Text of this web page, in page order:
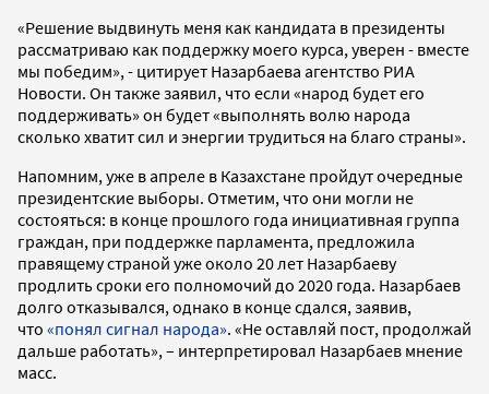
«Решение выдвинуть меня как кандидата в президенты
рассматриваю как поддержку моего курса, уверен - вместе
мы победим», - цитирует Назарбаева агентство РИА
Новости. Он также заявил, что если «народ будет его
поддерживать» он будет «выполнять волю народа
сколько хватит сил и энергии трудиться на благо страны».
Напомним, уже в апреле в Казахстане пройдут очередные
президентские выборы. Отметим, что они могли не
состояться: в конце прошлого года инициативная группа
граждан, при поддержке парламента, предложила
правящему страной уже около 20 лет Назарбаеву
продлить сроки его полномочий до 2020 года. Назарбаев
долго отказывался, однако в конце сдался, заявив,
что «понял сигнал народа». «Не оставляй пост, продолжай
дальше работать», – интерпретировал Назарбаев мнение
масс.